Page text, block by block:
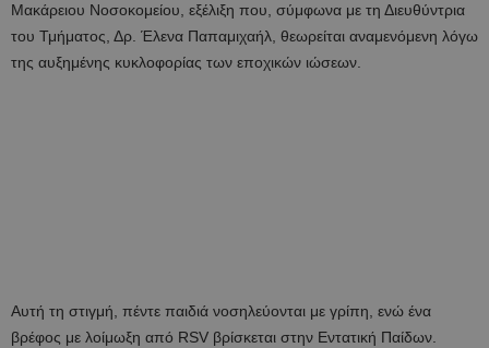
Μακάρειου Νοσοκομείου, εξέλιξη που, σύμφωνα με τη Διευθύντρια
του Τμήματος, Δρ. Έλενα Παπαμιχαήλ, θεωρείται αναμενόμενη λόγω
της αυξημένης κυκλοφορίας των εποχικών ιώσεων.
Αυτή τη στιγμή, πέντε παιδιά νοσηλεύονται με γρίπη, ενώ ένα
βρέφος με λοίμωξη από RSV βρίσκεται στην Εντατική Παίδων.